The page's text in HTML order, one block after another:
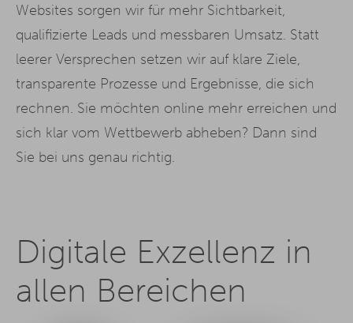
Websites sorgen wir für mehr Sichtbarkeit,
qualifizierte Leads und messbaren Umsatz. Statt
leerer Versprechen setzen wir auf klare Ziele,
transparente Prozesse und Ergebnisse, die sich
rechnen. Sie möchten online mehr erreichen und
sich klar vom Wettbewerb abheben? Dann sind
Sie bei uns genau richtig.
Digitale Exzellenz in
allen Bereichen